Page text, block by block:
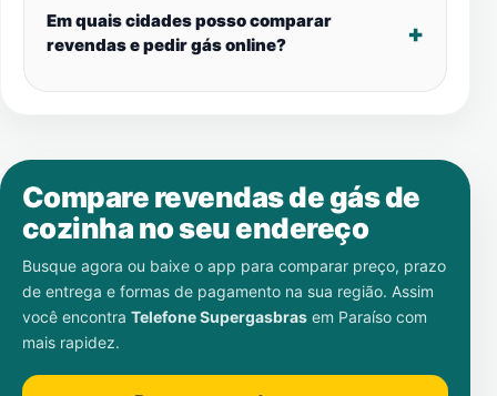
Em quais cidades posso comparar
revendas e pedir gás online?
Compare revendas de gás de
cozinha no seu endereço
Busque agora ou baixe o app para comparar preço, prazo
de entrega e formas de pagamento na sua região. Assim
você encontra Telefone Supergasbras em Paraíso com
mais rapidez.